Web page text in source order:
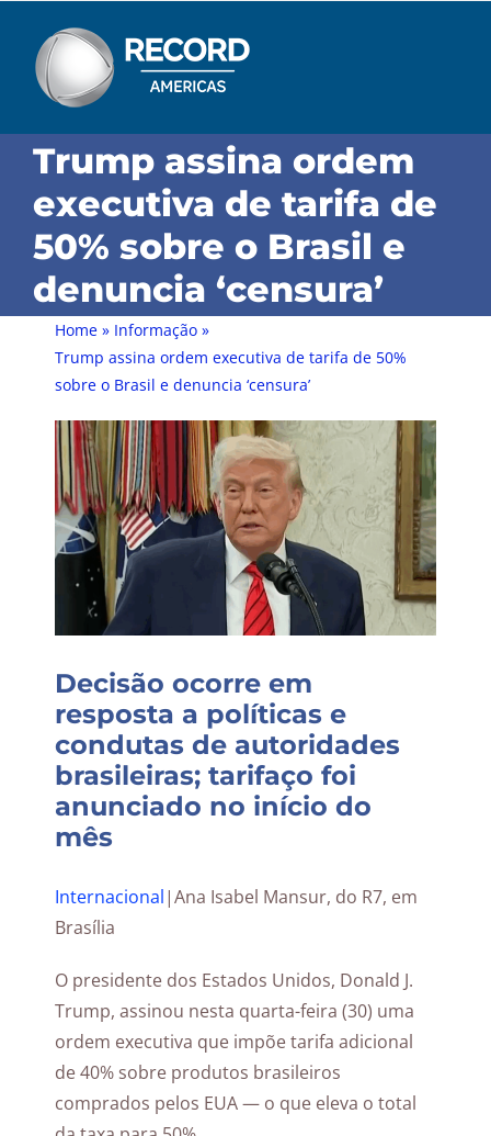
content
Trump assina ordem
executiva de tarifa de
50% sobre o Brasil e
denuncia ‘censura’
Home» Informação»
Trump assina ordem executiva de tarifa de 50%
sobre o Brasil e denuncia ‘censura’
Decisão ocorre em
resposta a políticas e
condutas de autoridades
brasileiras; tarifaço foi
anunciado no início do
mês
Internacional|Ana Isabel Mansur, do R7, em
Brasília
O presidente dos Estados Unidos, Donald J.
Trump, assinou nesta quarta-feira (30) uma
ordem executiva que impõe tarifa adicional
de 40% sobre produtos brasileiros
comprados pelos EUA — o que eleva o total